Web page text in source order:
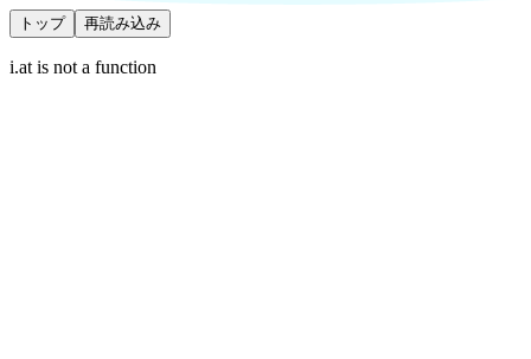
トップ 再読み込み
i.at is not a function